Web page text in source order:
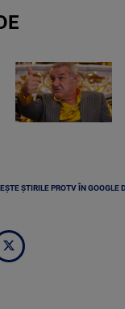
ȘTIRILE PROTV ÎN GOOGLE